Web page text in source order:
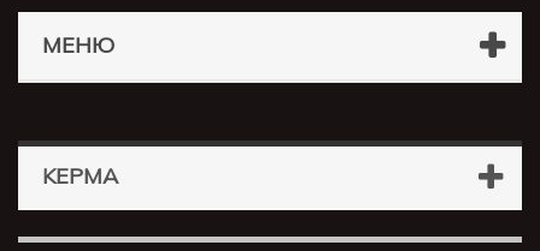
МЕНЮ
KEPMA